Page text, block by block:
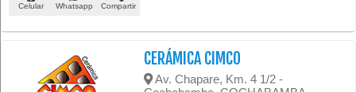
Celular Whatsapp Compartir
CERÁMICA CIMCO
Av. Chapare, Km. 4 1/2 -